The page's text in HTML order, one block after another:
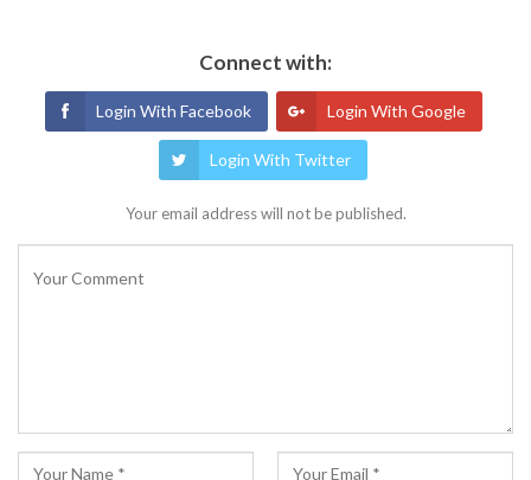
Connect with:
Login With Facebook Login With Google
Login With Twitter
Your email address will not be published.